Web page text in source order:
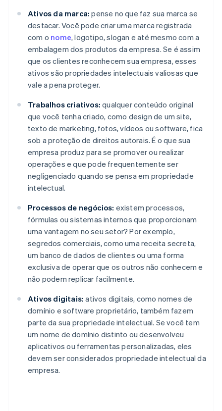
Ativos da marca: pense no que faz sua marca se
destacar. Você pode criar uma marca registrada
com o nome, logotipo, slogan e até mesmo com a
embalagem dos produtos da empresa. Se é assim
que os clientes reconhecem sua empresa, esses
ativos são propriedades intelectuais valiosas que
vale a pena proteger.
Trabalhos criativos: qualquer conteúdo original
que você tenha criado, como design de um site,
texto de marketing, fotos, vídeos ou software, fica
sob a proteção de direitos autorais. É o que sua
empresa produz para se promover ou realizar
operações e que pode frequentemente ser
negligenciado quando se pensa em propriedade
intelectual.
Processos de negócios: existem processos,
fórmulas ou sistemas internos que proporcionam
uma vantagem no seu setor? Por exemplo,
segredos comerciais, como uma receita secreta,
um banco de dados de clientes ou uma forma
exclusiva de operar que os outros não conhecem e
não podem replicar facilmente.
Ativos digitais: ativos digitais, como nomes de
domínio e software proprietário, também fazem
parte da sua propriedade intelectual. Se você tem
um nome de domínio distinto ou desenvolveu
aplicativos ou ferramentas personalizadas, eles
devem ser considerados propriedade intelectual da
empresa.